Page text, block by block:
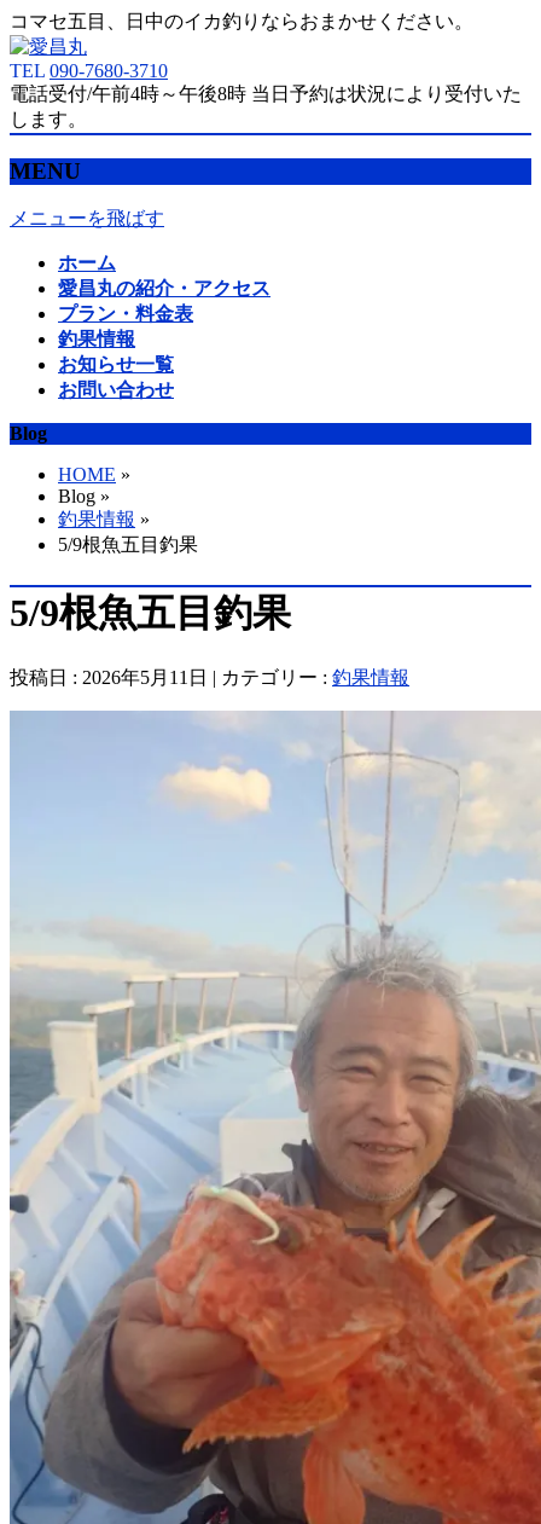
コマセ五目、日中のイカ釣りならおまかせください。
TEL 090-7680-3710
電話受付/午前4時～午後8時 当日予約は状況により受付いた
します。
MENU
メニューを飛ばす
ホーム
愛昌丸の紹介・アクセス
プラン・料金表
釣果情報
お知らせ一覧
お問い合わせ
Blog
HOME »
Blog »
釣果情報 »
5/9根魚五目釣果
5/9根魚五目釣果
投稿日 : 2026年5月11日 | カテゴリー : 釣果情報